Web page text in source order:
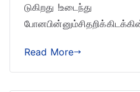
டுகிறது !உடைந்து
Read More